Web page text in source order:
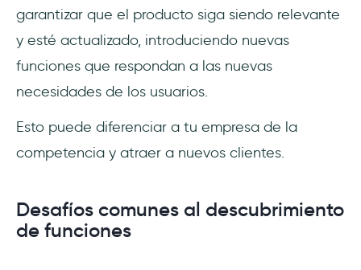
garantizar que el producto siga siendo relevante
y esté actualizado, introduciendo nuevas
funciones que respondan a las nuevas
necesidades de los usuarios.
Esto puede diferenciar a tu empresa de la
competencia y atraer a nuevos clientes.
Desafíos comunes al descubrimiento
de funciones